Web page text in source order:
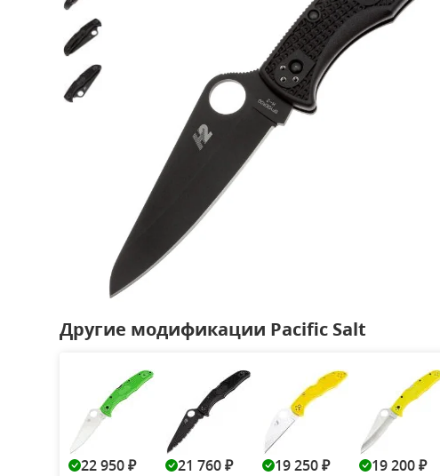
Другие модификации Pacific Salt
22 950 ₽ 21 760 ₽ 19 250 ₽ 19 200 ₽